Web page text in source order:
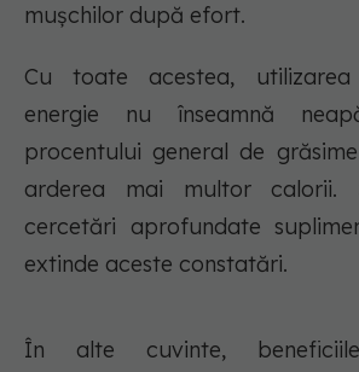
mușchilor după efort.
Cu toate acestea,
energie nu înseamnă
procentului general de
arderea mai multor calorii.
cercetări aprofundate
extinde aceste constatări.
În alte cuvinte,